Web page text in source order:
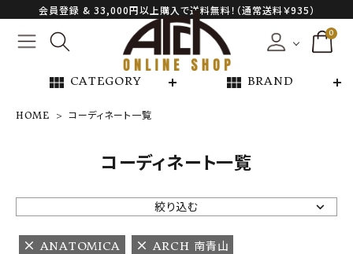
会員登録 & 33,000円以上購入で送料無料！（通常送料￥935）
0
view_module CATEGORY view_module BRAND
NEW ARRIVAL
ARCH EXCLUSIVE
BRAND
HOME コーディネート一覧
コーディネート一覧
絞り込む
ANATOMICA
ARCH 南青山